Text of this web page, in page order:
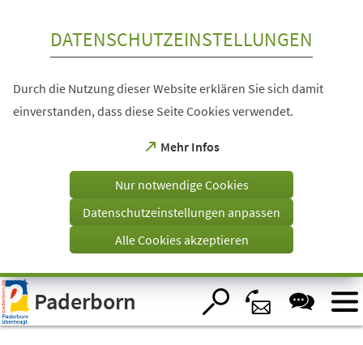
Visuelle
Assistenzsoftware
öffnen.
DATENSCHUTZEINSTELLUNGEN
Durch die Nutzung dieser Website erklären Sie sich damit
einverstanden, dass diese Seite Cookies verwendet.
Mehr Infos
(Öffnet
einem
Tab)
Nur notwendige Cookies
Datenschutzeinstellungen anpassen
Alle Cookies akzeptieren
Paderborn